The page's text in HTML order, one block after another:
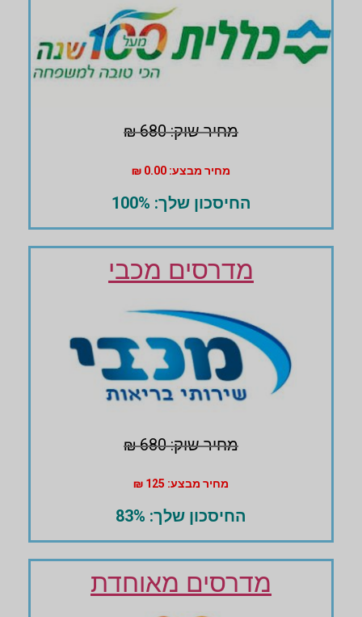
מחיר שוק: 680 ₪
מחיר מבצע: 0.00 ₪
החיסכון שלך: 100%
מדרסים מכבי
מחיר שוק: 680 ₪
מחיר מבצע: 125 ₪
החיסכון שלך: 83%
מדרסים מאוחדת